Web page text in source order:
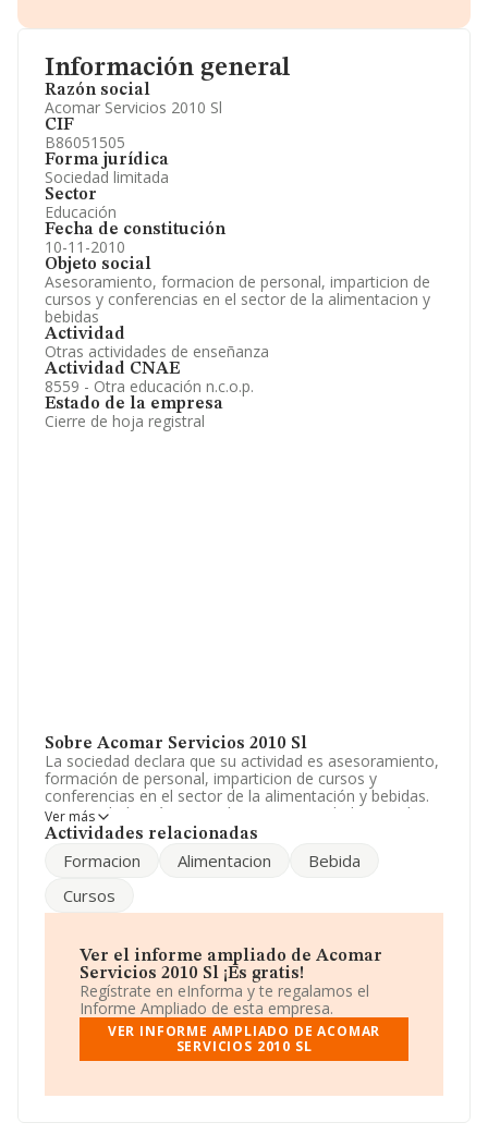
Información general
Razón social
Acomar Servicios 2010 Sl
CIF
B86051505
Forma jurídica
Sociedad limitada
Sector
Educación
Fecha de constitución
10-11-2010
Objeto social
Asesoramiento, formacion de personal, imparticion de
cursos y conferencias en el sector de la alimentacion y
bebidas
Actividad
Otras actividades de enseñanza
Actividad CNAE
8559 - Otra educación n.c.o.p.
Estado de la empresa
Cierre de hoja registral
Sobre Acomar Servicios 2010 Sl
La sociedad declara que su actividad es asesoramiento,
formación de personal, imparticion de cursos y
conferencias en el sector de la alimentación y bebidas.
La sociedad está registrada como Sociedad Limitada.
Clasifica su actividad CNAE como 'Otra educación
mercados exteriores.
Para ponerse en contacto con sus oficinas, la empresa
facilita el número de teléfono 914011206.
La sociedad española Acomar Servicios 2010 S.L
B86051505, está situada en Calle Maldonado núm. 54
Piso 9 B, (28006), en el municipio de Madrid, Madrid.
En base a la información de la que dispone INFORMA
sobre 27.784 compañías, la facturación en el ámbito
nacional alcanza los 4.215 millones de euros y la media
ventas. Respecto a la información de la provincia
Ver más
Actividades relacionadas
Formacion Alimentacion
Bebida
Cursos
Ver el informe ampliado de Acomar
Servicios 2010 Sl ¡Es gratis!
Regístrate en eInforma y te regalamos el
Informe Ampliado de esta empresa.
VER INFORME AMPLIADO DE ACOMAR
SERVICIOS 2010 SL
Información oficial y registral complementaria.